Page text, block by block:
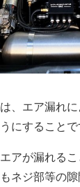
、エア漏れ
にすることで
アが漏れる
ネジ部等の